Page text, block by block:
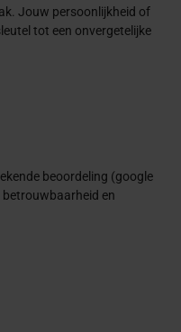
Jouw persoonlijkheid of
tot een onvergetelijke
beoordeling (google
betrouwbaarheid en